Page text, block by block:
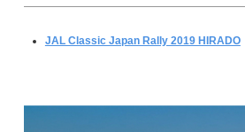
JAL Classic Japan Rally 2019 HIRADO